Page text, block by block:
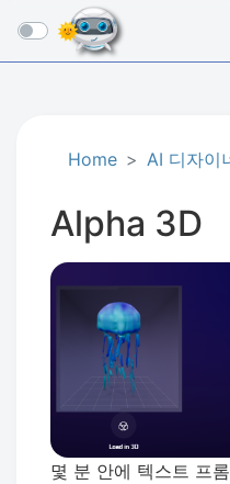
☰
Home AI 디자이
Alpha 3D
몇 분 안에 텍스트 프